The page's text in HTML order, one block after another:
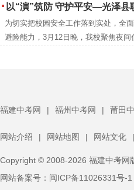
以“演”筑防 守护平安—光泽县职业中专学校扎实
为切实把校园安全工作落到实处，全
避险能力，3月12日晚，我校聚焦夜间
福建中考网 | 福州中考网 | 莆田
网站介绍 | 网站地图 | 网站文化 |
Copyright © 2008-2026 福建中考网
网站备案号： 闽ICP备11026331号-1